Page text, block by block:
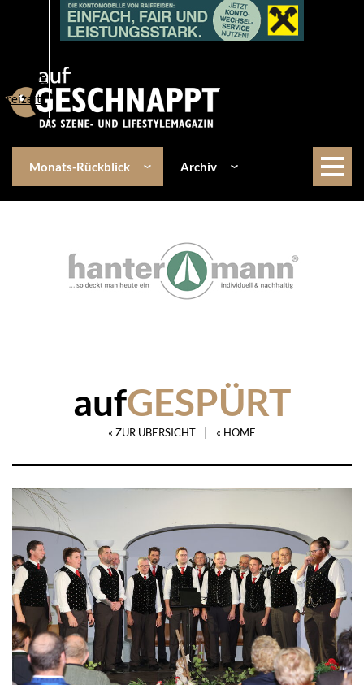
Lifestyle
Freizeit
Monats-Rückblick Archiv
aufGESPÜRT
« ZUR ÜBERSICHT | « HOME